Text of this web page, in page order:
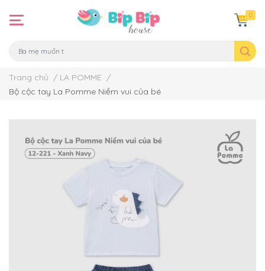
0
Trang chủ / LA POMME /
Bộ cộc tay La Pomme Niềm vui của bé